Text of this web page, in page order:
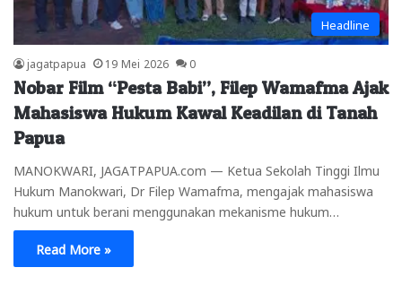
Headline
jagatpapua 19 Mei 2026 0
Nobar Film “Pesta Babi”, Filep Wamafma Ajak
Mahasiswa Hukum Kawal Keadilan di Tanah
Papua
MANOKWARI, JAGATPAPUA.com — Ketua Sekolah Tinggi Ilmu
Hukum Manokwari, Dr Filep Wamafma, mengajak mahasiswa
hukum untuk berani menggunakan mekanisme hukum…
Read More »